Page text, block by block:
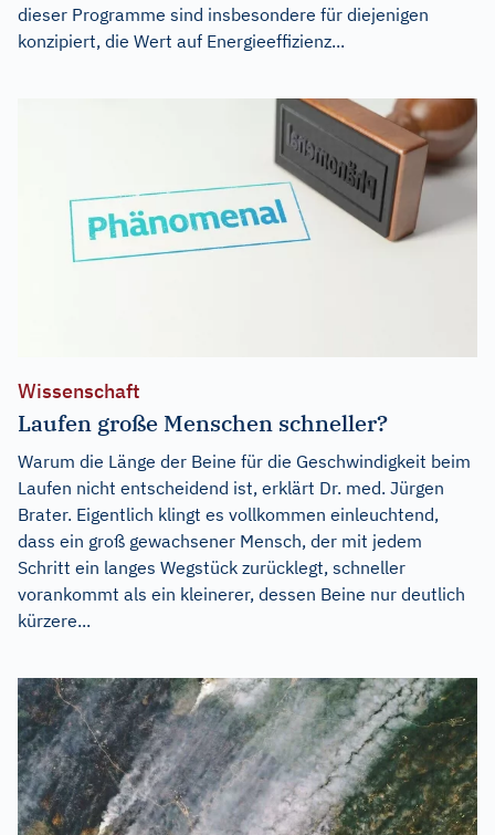
dieser Programme sind insbesondere für diejenigen
konzipiert, die Wert auf Energieeffizienz...
Wissenschaft
Laufen große Menschen schneller?
Warum die Länge der Beine für die Geschwindigkeit beim
Laufen nicht entscheidend ist, erklärt Dr. med. Jürgen
Brater. Eigentlich klingt es vollkommen einleuchtend,
dass ein groß gewachsener Mensch, der mit jedem
Schritt ein langes Wegstück zurücklegt, schneller
vorankommt als ein kleinerer, dessen Beine nur deutlich
kürzere...